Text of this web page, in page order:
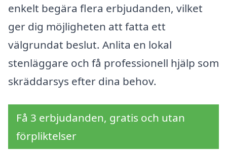
enkelt begära flera erbjudanden, vilket
ger dig möjligheten att fatta ett
välgrundat beslut. Anlita en lokal
stenläggare och få professionell hjälp som
skräddarsys efter dina behov.
Få 3 erbjudanden, gratis och utan
förpliktelser